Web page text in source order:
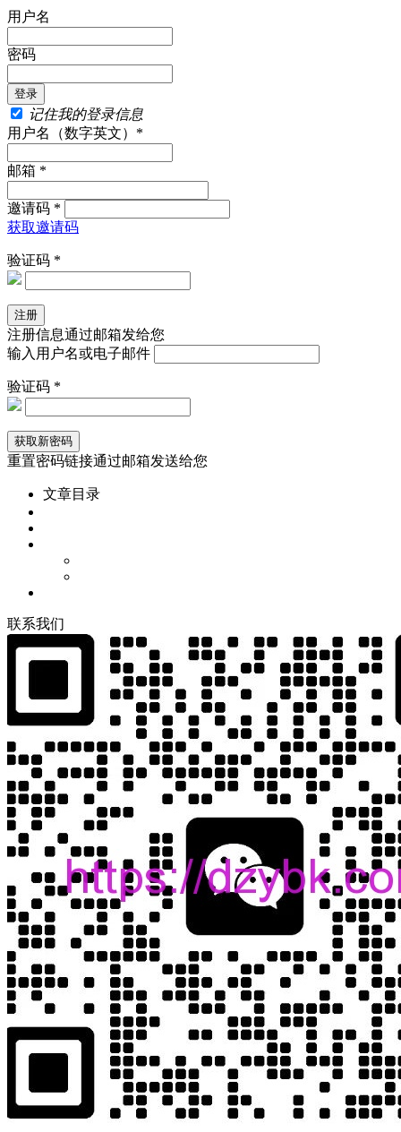
用户名
密码
记住我的登录信息
用户名（数字英文）*
邮箱 *
邀请码 *
获取邀请码
验证码 *
注册信息通过邮箱发给您
输入用户名或电子邮件
验证码 *
重置密码链接通过邮箱发送给您
文章目录
联系我们